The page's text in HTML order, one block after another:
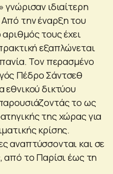
γνώρισαν ιδιαίτερη
την έναρξη του
τους έχει
εξαπλώνεται
Τον περασμένο
Πέδρο Σάντσεθ
εθνικού δικτύου
το ως
της χώρας για
κρίσης.
αναπτύσσονται και σε
από το Παρίσι έως τη